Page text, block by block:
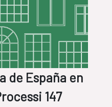
de España en
147